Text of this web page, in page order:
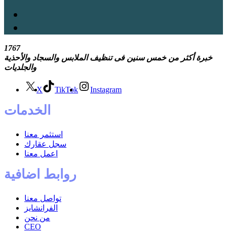
1767
خبرة أكثر منخمس سنين فى تنظيف الملابس والسجاد والأحذية
والجلديات
X TikTok Instagram
الخدمات
استثمر معنا
سجل عقارك
اعمل معنا
روابط اضافية
تواصل معنا
الفرانشايز
من نحن
CEO